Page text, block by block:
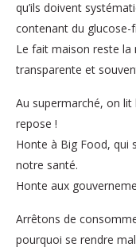
qu’ils doivent
contenant du glucose-
Le fait maison reste la
transparente et
Au supermarché, on
repose !
Honte à Big Food, qui
notre santé.
Honte aux
Arrêtons de
pourquoi se rendre